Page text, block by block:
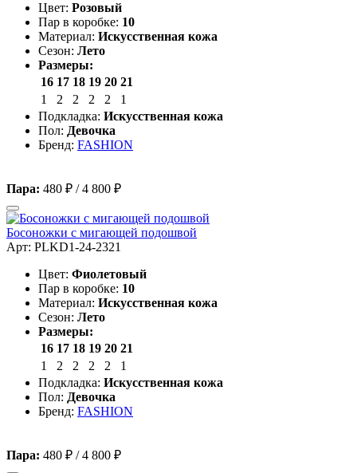
Цвет: Розовый
Пар в коробке: 10
Материал: Искусственная кожа
Сезон: Лето
Размеры:
16 17 18 19 20 21
1
2 2 2 2
1
Подкладка: Искусственная кожа
Пол: Девочка
Бренд: FASHION
Пара: 480 ₽ /4 800 ₽
Босоножки с мигающей подошвой
Арт: PLKD1-24-2321
Цвет: Фиолетовый
Пар в коробке: 10
Материал: Искусственная кожа
Сезон: Лето
Размеры:
16 17 18 19 20 21
1
2 2 2 2
1
Подкладка: Искусственная кожа
Пол: Девочка
Бренд: FASHION
Пара: 480 ₽ /4 800 ₽